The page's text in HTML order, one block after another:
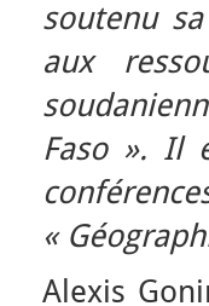
soutenu
aux
Faso ». Il
«
Alexis